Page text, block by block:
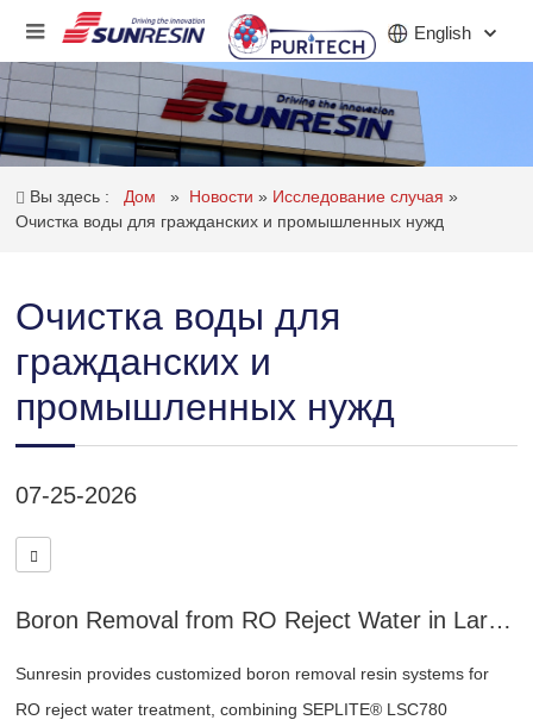
English
КОМПАНИЯ
ПРОДУКТ
ИНВЕСТОРЫ
НОВОСТИ
КАРЬЕРА
Вы здесь : Дом » Новости» Исследование случая»
Очистка воды для гражданских и промышленных нужд
Очистка воды для
гражданских и
промышленных нужд
07-25-2026
Boron Removal from RO Reject Water in Large-Scale Seawater Desalination Plants
Sunresin provides customized boron removal resin systems for
RO reject water treatment, combining SEPLITE® LSC780